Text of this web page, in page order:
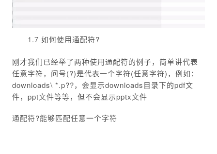
1.7 如何使用通配符?
刚才我们已经举了两种使用通配符的例子，简单讲代表
任意字符，问号(?)是代表一个字符(任意字符)，例如：
downloads\ *.p??，会显示downloads目录下的pdf文
件，ppt文件等等，但不会显示pptx文件
通配符?能够匹配任意一个字符